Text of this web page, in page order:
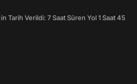
Tarih Verildi: 7 Saat Süren Yol 1 Saat 45